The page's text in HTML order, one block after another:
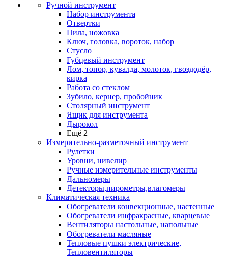
Ручной инструмент
Набор инструмента
Отвертки
Пила, ножовка
Ключ, головка, вороток, набор
Стусло
Губцевый инструмент
Лом, топор, кувалда, молоток, гвоздодёр,
кирка
Работа со стеклом
Зубило, кернер, пробойник
Столярный инструмент
Ящик для инструмента
Дырокол
Ещё 2
Измерительно-разметочный инструмент
Рулетки
Уровни, нивелир
Ручные измерительные инструменты
Дальномеры
Детекторы,пирометры,влагомеры
Климатическая техника
Обогреватели конвекционные, настенные
Обогреватели инфракрасные, кварцевые
Вентиляторы настольные, напольные
Обогреватели масляные
Тепловые пушки электрические,
Тепловентиляторы